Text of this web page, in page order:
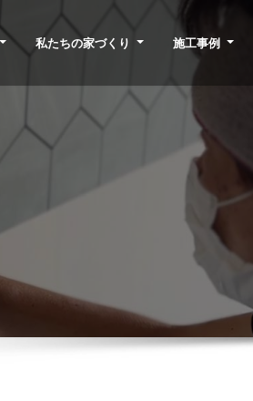
私たちの家づくり 施工事例